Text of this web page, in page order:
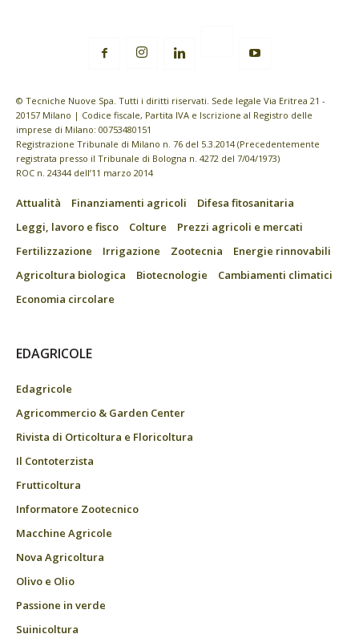
© Tecniche Nuove Spa. Tutti i diritti riservati. Sede legale Via Eritrea 21 -
20157 Milano | Codice fiscale, Partita IVA e Iscrizione al Registro delle
imprese di Milano: 00753480151
Registrazione Tribunale di Milano n. 76 del 5.3.2014 (Precedentemente
registrata presso il Tribunale di Bologna n. 4272 del 7/04/1973)
ROC n. 24344 dell’11 marzo 2014
Attualità Finanziamenti agricoli
Difesa fitosanitaria
Leggi, lavoro e fisco
Colture
Prezzi agricoli e mercati
Fertilizzazione
Irrigazione Zootecnia
Energie rinnovabili
Agricoltura biologica
Biotecnologie
Cambiamenti climatici
Economia circolare
EDAGRICOLE
Edagricole
Agricommercio & Garden Center
Rivista di Orticoltura e Floricoltura
Il Contoterzista
Frutticoltura
Informatore Zootecnico
Macchine Agricole
Nova Agricoltura
Olivo e Olio
Passione in verde
Suinicoltura